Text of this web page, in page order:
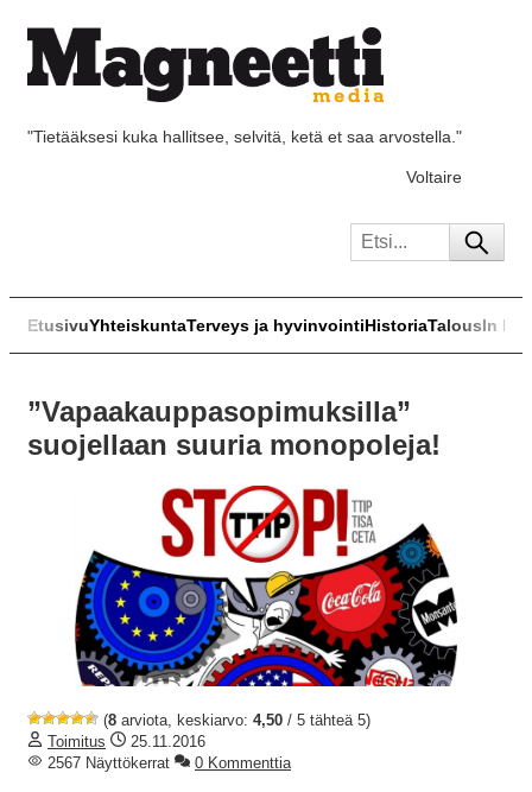
"Tietääksesi kuka hallitsee, selvitä, ketä et saa arvostella."
Voltaire
EtusivuYhteiskuntaTerveys ja hyvinvointiHistoriaTalousIn
”Vapaakauppasopimuksilla”
suojellaan suuria monopoleja!
(8 arviota, keskiarvo: 4,50 / 5 tähteä 5)
Toimitus
25.11.2016
2567 Näyttökerrat
0 Kommenttia